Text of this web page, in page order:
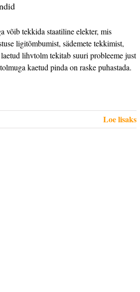
võib tekkida staatiline elekter, mis
ligitõmbumist, sädemete tekkimist,
lihvtolm tekitab suuri probleeme just
kaetud pinda on raske puhastada.
Loe lisaks